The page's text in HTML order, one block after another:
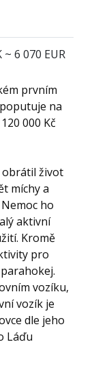
~ 6 070 EUR
prvním
na
000 Kč
obrátil život
míchy a
ho
aktivní
Kromě
pro
vozíku,
vozík je
dle jeho
Láďu